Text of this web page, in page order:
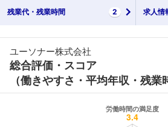
残業代・ 残業時間 2 求人情
ユーソナー株式会社
総合評価・スコア
（働きやすさ・平均年収・残業